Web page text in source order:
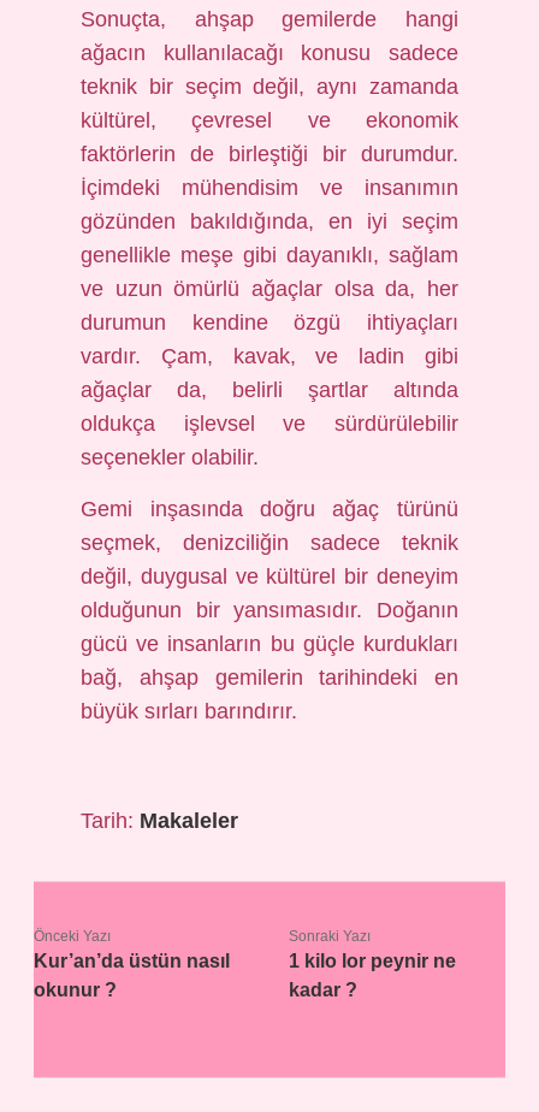
Sonuçta, ahşap gemilerde hangi
ağacın kullanılacağı konusu sadece
teknik bir seçim değil, aynı zamanda
kültürel, çevresel ve ekonomik
faktörlerin de birleştiği bir durumdur.
İçimdeki mühendisim ve insanımın
gözünden bakıldığında, en iyi seçim
genellikle meşe gibi dayanıklı, sağlam
ve uzun ömürlü ağaçlar olsa da, her
durumun kendine özgü ihtiyaçları
vardır. Çam, kavak, ve ladin gibi
ağaçlar da, belirli şartlar altında
oldukça işlevsel ve sürdürülebilir
seçenekler olabilir.
Gemi inşasında doğru ağaç türünü
seçmek, denizciliğin sadece teknik
değil, duygusal ve kültürel bir deneyim
olduğunun bir yansımasıdır. Doğanın
gücü ve insanların bu güçle kurdukları
bağ, ahşap gemilerin tarihindeki en
büyük sırları barındırır.
Tarih: Makaleler
Önceki Yazı
Kur’an’da üstün nasıl
okunur ?
Sonraki Yazı
1 kilo lor peynir ne
kadar ?